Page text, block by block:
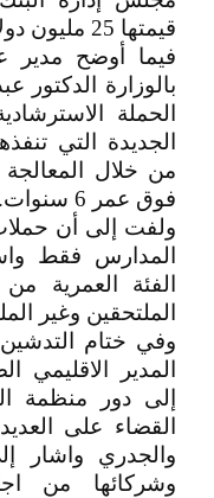
قيمتها 25 مليون دولار.
فيما أوضح مدير
بالوزارة الدكتور
الحملة
الجديدة التي
من خلال المعالجة
فوق عمر 6 سنوات.
ولفت إلى أن
المدارس فقط
الملتحقين وغير
وفي ختام
المدير الاقليمي
إلى دور منظمة
القضاء على
والجدري واشار
وشركائها من